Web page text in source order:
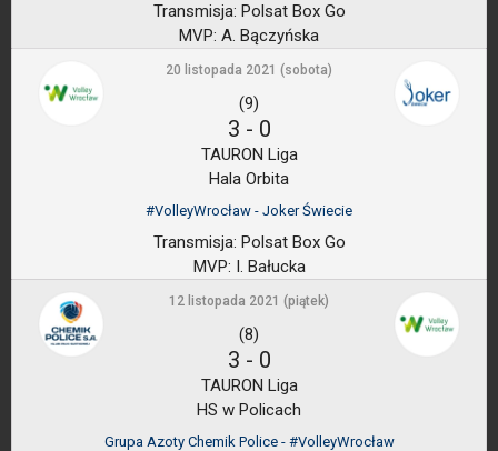
Transmisja: Polsat Box Go
MVP: A. Bączyńska
20 listopada 2021 (sobota)
(9)
3 - 0
TAURON Liga
Hala Orbita
#VolleyWrocław - Joker Świecie
Transmisja: Polsat Box Go
MVP: I. Bałucka
12 listopada 2021 (piątek)
(8)
3 - 0
TAURON Liga
HS w Policach
Grupa Azoty Chemik Police - #VolleyWrocław